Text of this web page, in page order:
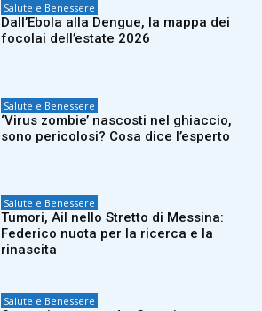
Salute e Benessere
Dall’Ebola alla Dengue, la mappa dei
focolai dell’estate 2026
Salute e Benessere
‘Virus zombie’ nascosti nel ghiaccio,
sono pericolosi? Cosa dice l’esperto
Salute e Benessere
Tumori, Ail nello Stretto di Messina:
Federico nuota per la ricerca e la
rinascita
Salute e Benessere